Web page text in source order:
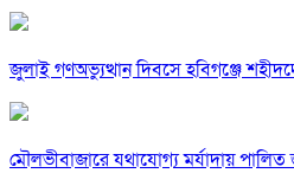
জুলাই গণঅভ্যুত্থান দিবসে হবিগঞ্জে
মৌলভীবাজারে যথাযোগ্য মর্যাদায়